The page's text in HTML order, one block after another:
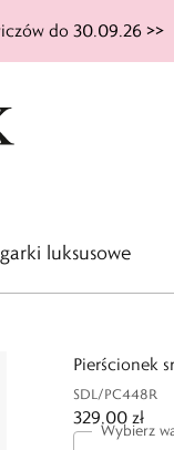
do 30.09.26 >>
luksusowe
Pierścionek
SDL/PC448R
329,00 zł
Wybierz